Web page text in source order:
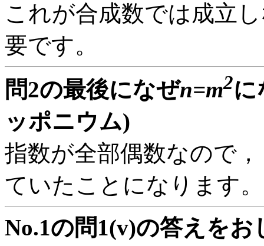
これが合成数では成立
要です。
問2の最後になぜn=m2に
ッポニウム)
指数が全部偶数なので
ていたことになります。
No.1の問1(v)の答えを